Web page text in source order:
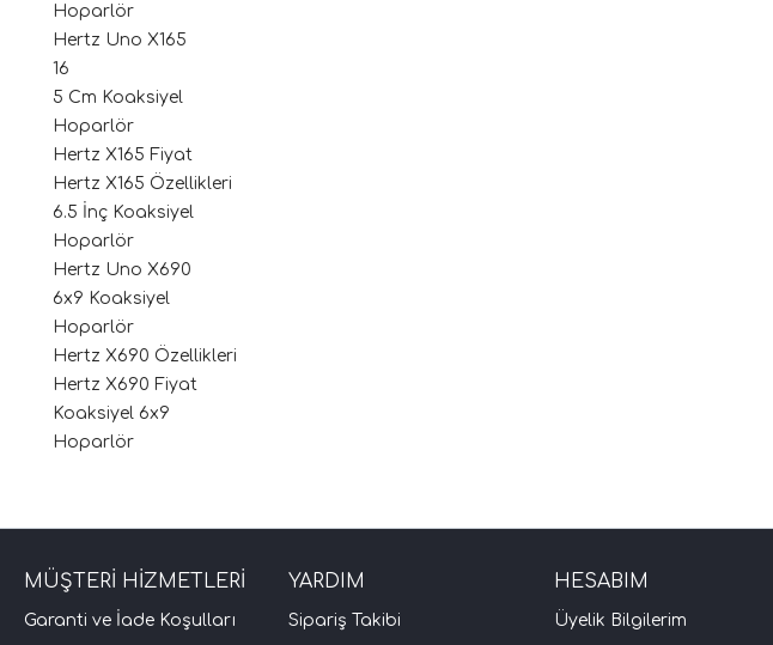
Hoparlör
Hertz Uno X165
16
5 Cm Koaksiyel
Hoparlör
Hertz X165 Fiyat
Hertz X165 Özellikleri
6.5 İnç Koaksiyel
Hoparlör
Hertz Uno X690
6x9 Koaksiyel
Hoparlör
Hertz X690 Özellikleri
Hertz X690 Fiyat
Koaksiyel 6x9
Hoparlör
MÜŞTERİ HİZMETLERİ
Garanti ve İade Koşulları
YARDIM
Sipariş Takibi
HESABIM
Üyelik Bilgilerim